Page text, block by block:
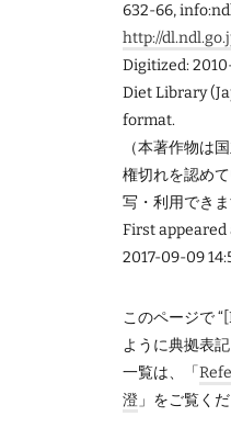
632-66,
http://
Digitized:
Diet Library
format.
（本著作物は
権切れを認め
写・利用できま
First
2017-09-09
このページで
ように典拠表
一覧は、「
澄 」をご覧くだ